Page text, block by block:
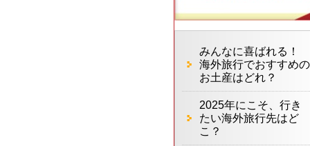
みんなに喜ばれる！
海外旅行でおすすめの
お土産はどれ？
2025年にこそ、行き
たい海外旅行先はど
こ？